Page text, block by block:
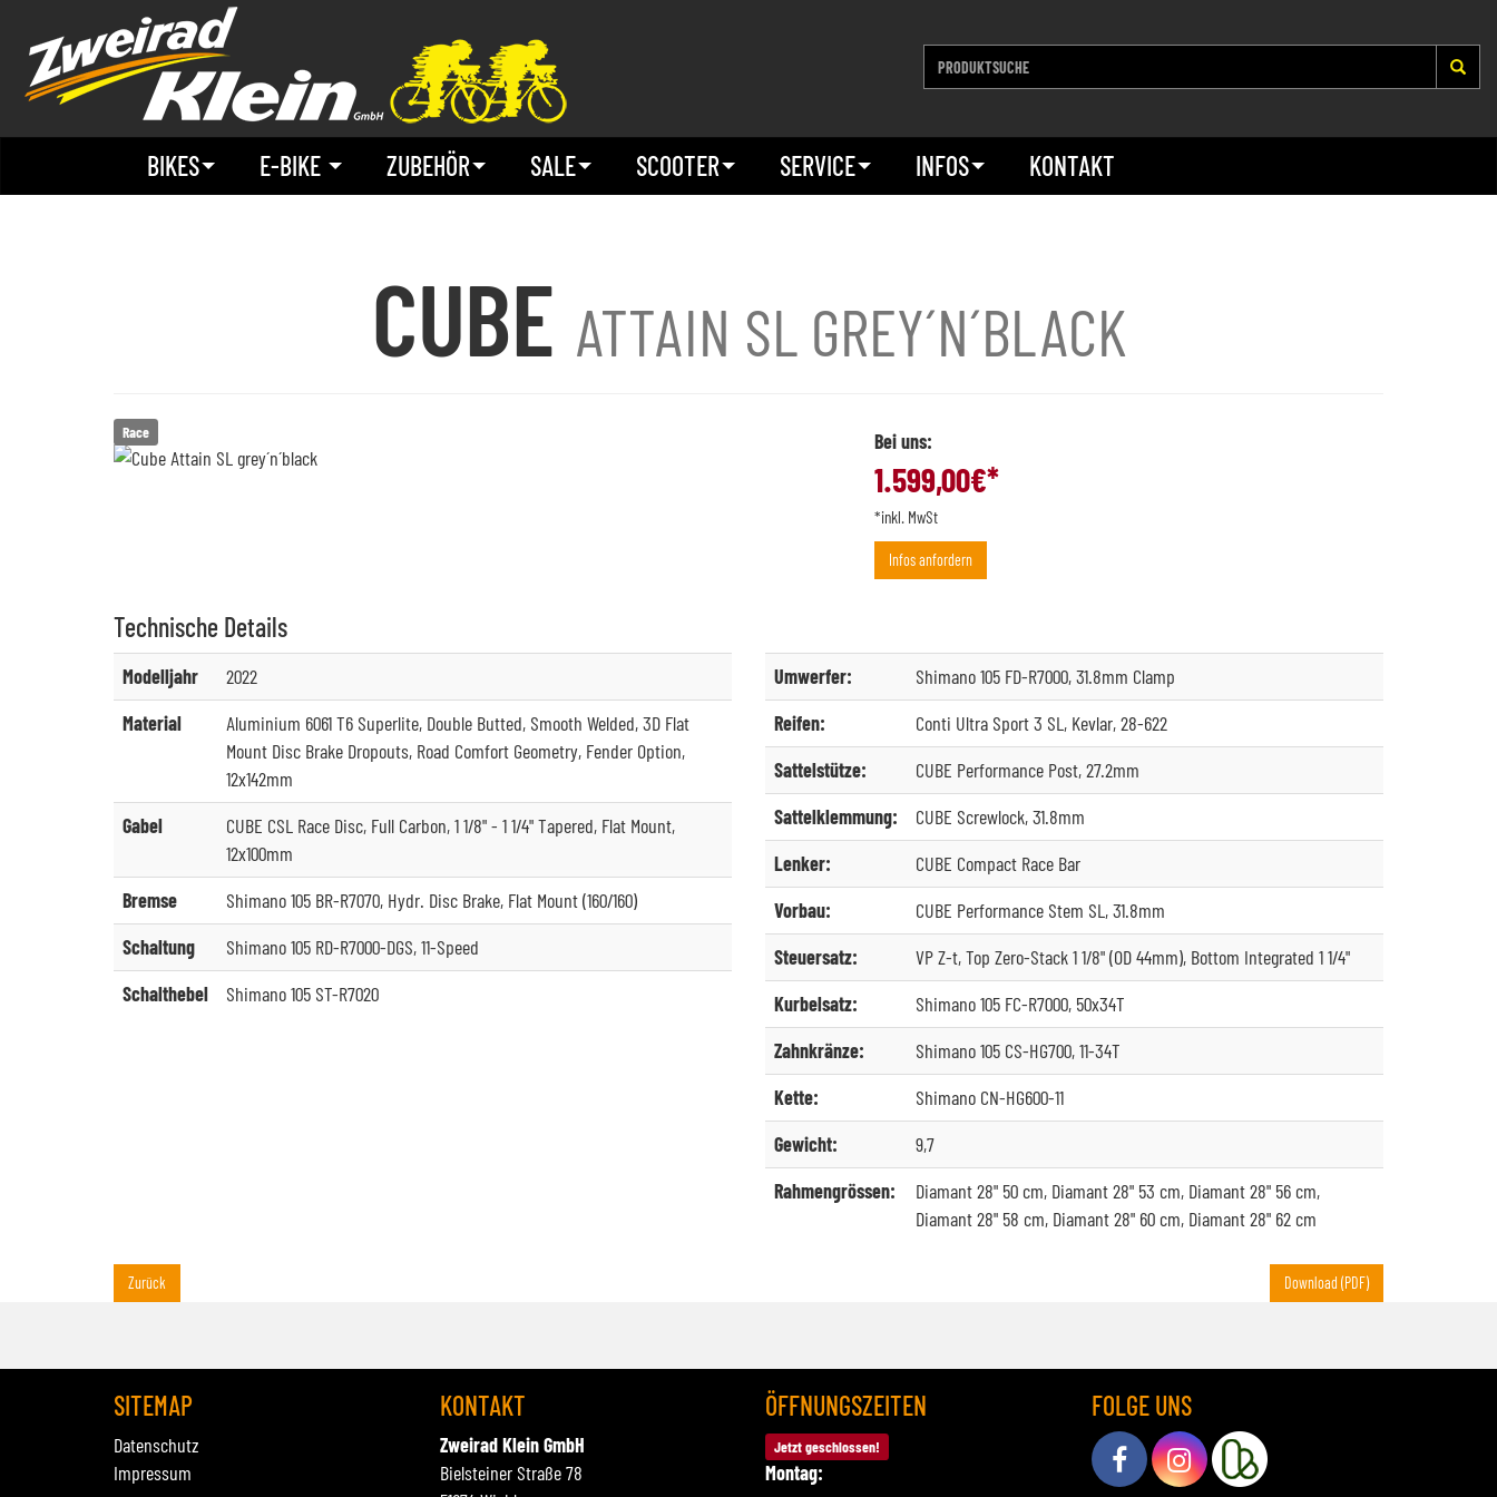
BIKES E-BIKE ZUBEHÖR SALE SCOOTER SERVICE INFOS KONTAKT
CUBE ATTAIN SL GREY´N´BLACK
Race Bei uns:
1.599,00€*
*inkl. MwSt
Infos anfordern
Technische Details
Modelljahr
2022
Material
Aluminium 6061 T6 Superlite, Double Butted, Smooth Welded, 3D Flat
Mount Disc Brake Dropouts, Road Comfort Geometry, Fender Option,
12x142mm
Gabel
CUBE CSL Race Disc, Full Carbon, 1 1/8" - 1 1/4" Tapered, Flat Mount,
12x100mm
Bremse
Shimano 105 BR-R7070, Hydr. Disc Brake, Flat Mount (160/160)
Schaltung
Shimano 105 RD-R7000-DGS, 11-Speed
Schalthebel
Shimano 105 ST-R7020
Umwerfer:
Shimano 105 FD-R7000, 31.8mm Clamp
Reifen:
Conti Ultra Sport 3 SL, Kevlar, 28-622
Sattelstütze:
CUBE Performance Post, 27.2mm
Sattelklemmung:
CUBE Screwlock, 31.8mm
Lenker:
CUBE Compact Race Bar
Vorbau:
CUBE Performance Stem SL, 31.8mm
Steuersatz:
VP Z-t, Top Zero-Stack 1 1/8" (OD 44mm), Bottom Integrated 1 1/4"
Kurbelsatz:
Shimano 105 FC-R7000, 50x34T
Zahnkränze:
Shimano 105 CS-HG700, 11-34T
Kette:
Shimano CN-HG600-11
Gewicht:
9,7
Rahmengrössen:
Diamant 28" 50 cm, Diamant 28" 53 cm, Diamant 28" 56 cm,
Diamant 28" 58 cm, Diamant 28" 60 cm, Diamant 28" 62 cm
Zurück Download (PDF)
SITEMAP
Datenschutz
Impressum
KONTAKT
Zweirad Klein GmbH
Bielsteiner Straße 78
ÖFFNUNGSZEITEN
Jetzt geschlossen!
Montag:
FOLGE UNS